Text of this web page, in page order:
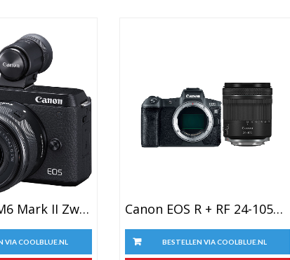
Canon EOS M6 Mark II Zwart + 15-45mm + EVF-DC2
VIA COOLBLUE.NL
Canon EOS R + RF 24-105mm F/4-7.1 IS STM
BESTELLEN VIA COOLBLUE.NL